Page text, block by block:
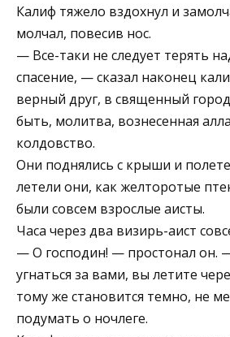
Калиф тяжело вздохнул и
молчал, повесив нос.
— Все-таки не следует терять
спасение, — сказал наконец
верный друг, в священный
быть, молитва, вознесенная
колдовство.
Они поднялись с крыши и
летели они, как желторотые
были совсем взрослые аисты.
Часа через два визирь-аист
— О господин! — простонал он.
угнаться за вами, вы летите
тому же становится темно, не
подумать о ночлеге.